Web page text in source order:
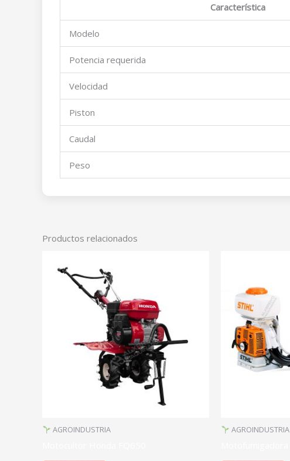
Característica
Modelo
Potencia requerida
Velocidad
Piston
Caudal
Peso
Productos relacionados
AGROINDUSTRIA AGROINDUSTRIA